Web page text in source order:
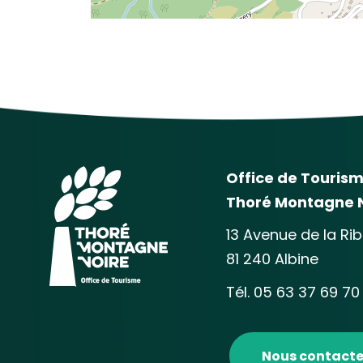
Office de
Thoré Montagne
13 Avenue de la
81 240 Albine
Tél. 05 63 37 69 70
Nous